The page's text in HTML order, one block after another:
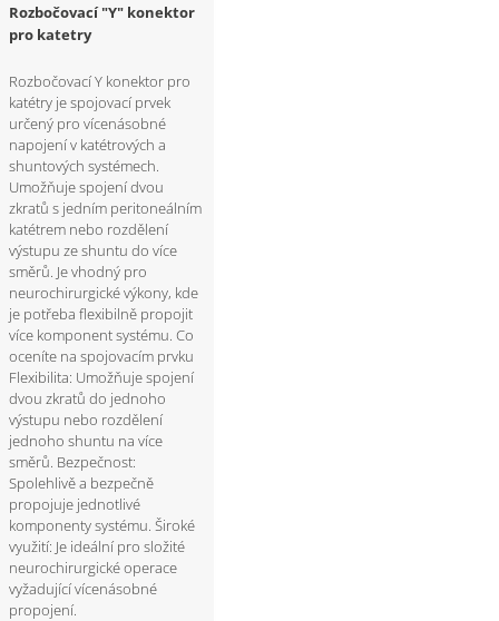
Rozbočovací "Y" konektor
pro katetry
Rozbočovací Y konektor pro
katétry je spojovací prvek
určený pro vícenásobné
napojení v katétrových a
shuntových systémech.
Umožňuje spojení dvou
zkratů s jedním peritoneálním
katétrem nebo rozdělení
výstupu ze shuntu do více
směrů. Je vhodný pro
neurochirurgické výkony, kde
je potřeba flexibilně propojit
více komponent systému. Co
oceníte na spojovacím prvku
Flexibilita: Umožňuje spojení
dvou zkratů do jednoho
výstupu nebo rozdělení
jednoho shuntu na více
směrů. Bezpečnost:
Spolehlivě a bezpečně
propojuje jednotlivé
komponenty systému. Široké
využití: Je ideální pro složité
neurochirurgické operace
vyžadující vícenásobné
propojení.